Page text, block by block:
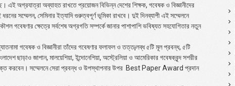
এই অগ্রযাত্রা অব্যাহত রাখতে প্রয়োজন বিভিন্ন দেশের শিক্ষক, গবেষক ও বিজ্ঞানীদের
সম্মেলন, সেমিনার ইত্যাদি গুরুত্বপূর্ণ ভূমিকা রাখবে। দুই দিনব্যাপী এই সম্মেলনে
গবেষণার ক্ষেত্রে সর্বশেষ অগ্রগতি সম্পর্কে জানার পাশাপাশি ভবিষ্যত সহযোগিতার নতুন
গবেষক ও বিজ্ঞানীরা তাঁদের গবেষণার ফলাফল ও তত্ত¡লব্ধ ৫টি মূল প্রবন্ধ, ৫টি
ছাড়াও জাপান, মালয়েশিয়া, ইন্দোনেশিয়া, অস্ট্রেলিয়া ও আমেরিকার গবেষকবৃন্দ সশরীর
করবেন। সম্মেলনে সেরা প্রবন্ধ ও উপস্থাপনার উপর Best Paper Award প্রদান